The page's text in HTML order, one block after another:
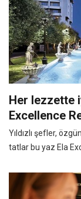
Her lezzette
Excellence
Yıldızlı şefler,
tatlar bu yaz Ela